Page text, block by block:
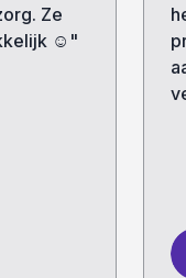
Ze
☺️"